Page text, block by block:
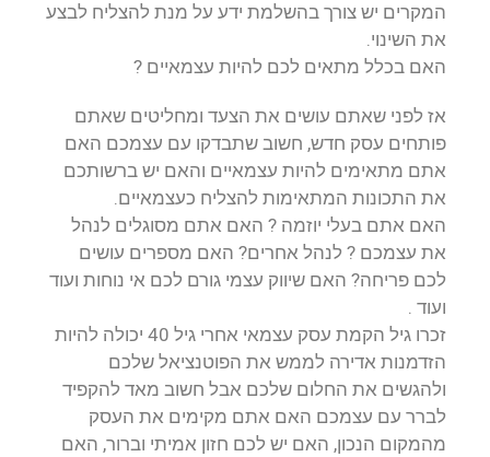
המקרים יש צורך בהשלמת ידע על מנת להצליח לבצע
את השינוי.
האם בכלל מתאים לכם להיות עצמאיים ?
אז לפני שאתם עושים את הצעד ומחליטים שאתם
פותחים עסק חדש, חשוב שתבדקו עם עצמכם האם
אתם מתאימים להיות עצמאיים והאם יש ברשותכם
את התכונות המתאימות להצליח כעצמאיים.
האם אתם בעלי יוזמה ? האם אתם מסוגלים לנהל
את עצמכם ? לנהל אחרים? האם מספרים עושים
לכם פריחה? האם שיווק עצמי גורם לכם אי נוחות ועוד
ועוד .
זכרו גיל הקמת עסק עצמאי אחרי גיל 40 יכולה להיות
הזדמנות אדירה לממש את הפוטנציאל שלכם
ולהגשים את החלום שלכם אבל חשוב מאד להקפיד
לברר עם עצמכם האם אתם מקימים את העסק
מהמקום הנכון, האם יש לכם חזון אמיתי וברור, האם